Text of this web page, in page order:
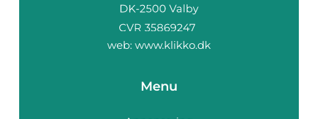
web: www.klikko.dk
Menu